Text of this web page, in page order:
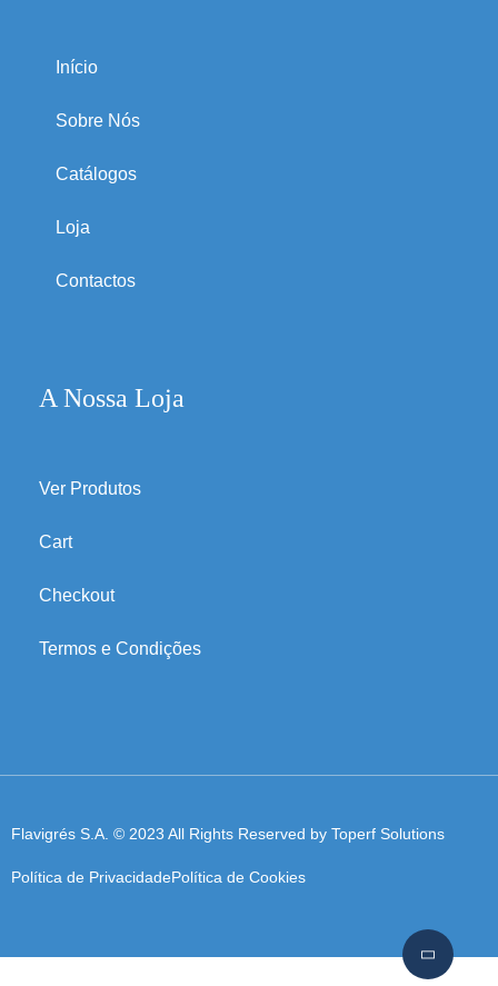
Início
Sobre Nós
Catálogos
Loja
Contactos
A Nossa Loja
Ver Produtos
Cart
Checkout
Termos e Condições
Flavigrés S.A. © 2023 All Rights Reserved by Toperf Solutions
Política de PrivacidadePolítica de Cookies